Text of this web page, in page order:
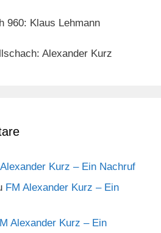
960: Klaus Lehmann
Alexander Kurz
Kurz – Ein Nachruf
FM Alexander Kurz – Ein
Alexander Kurz – Ein